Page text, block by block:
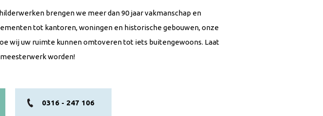
brengen we meer dan 90 jaar vakmanschap en
tot kantoren, woningen en historische gebouwen, onze
wij uw ruimte kunnen omtoveren tot iets buitengewoons. Laat
worden!
0316 - 247 106